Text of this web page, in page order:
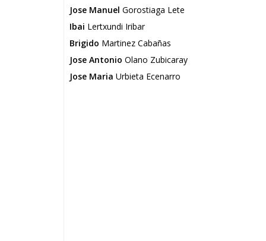
Jose Manuel Gorostiaga Lete
Ibai Lertxundi Iribar
Brigido Martinez Cabañas
Jose Antonio Olano Zubicaray
Jose Maria Urbieta Ecenarro